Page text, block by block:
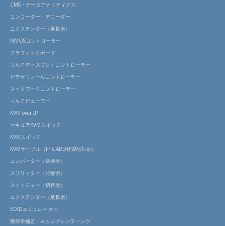
CMS・データアナリティクス
エンコーダー・デコーダー
エクステンダー（延長器）
NMOSコントローラー
グラフィックボード
マルチディスプレイコントローラー
ビデオウォールコントローラー
ネットワークコントローラー
マルチビューワー
KVM over IP
セキュアKVMスイッチ
KVMスイッチ
KVMケーブル（IP GARD社製品対応）
コンバーター（変換器）
スプリッター（分配器）
スイッチャー（切替器）
エクステンダー（延長器）
EDIDエミュレーター
幾何学補正・エッジブレンディング